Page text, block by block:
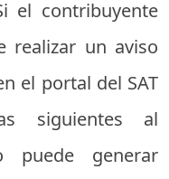
el contribuyente
realizar un aviso
el portal del SAT
siguientes al
puede generar